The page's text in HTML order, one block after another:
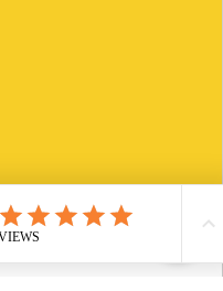
Valjevo | Poslovni